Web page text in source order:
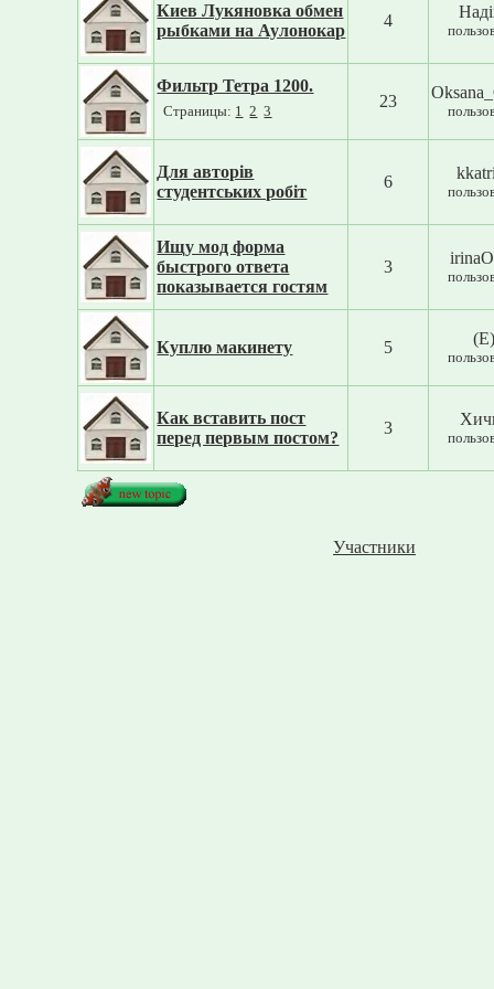
Киев Лукяновка обмен
рыбками на Аулонокар
4
Фильтр Тетра 1200.
Страницы: 1 2 3
23
Для авторів
студентських робіт
6
Ищу мод форма
быстрого ответа
показывается гостям
3
Куплю макинету 5
Как вставить пост
перед первым постом?
3
Участники